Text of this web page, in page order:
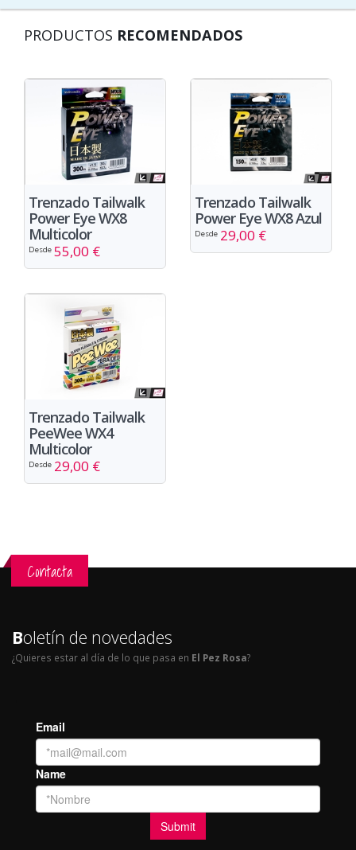
PRODUCTOS RECOMENDADOS
Trenzado Tailwalk
Power Eye WX8
Multicolor
Desde 55,00 €
Trenzado Tailwalk
Power Eye WX8 Azul
Desde 29,00 €
Trenzado Tailwalk
PeeWee WX4
Multicolor
Desde 29,00 €
Contacta
Boletín de novedades
¿Quieres estar al día de lo que pasa en El Pez Rosa?